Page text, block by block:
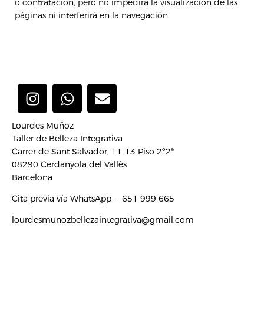
o contratación, pero no impedirá la visualización de las
páginas ni interferirá en la navegación.
I
n
s
t
a
g
r
a
m
W
h
a
t
s
a
p
E
n
e
l
o
e
Lourdes Muñoz
Taller de Belleza Integrativa
Carrer de Sant Salvador, 11-13 Piso 2º2ª
08290 Cerdanyola del Vallès
Barcelona
Cita previa vía WhatsApp – 651 999 665
lourdesmunozbellezaintegrativa@gmail.com